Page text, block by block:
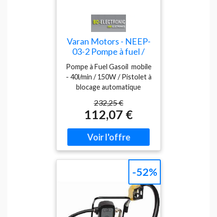
Varan Motors - NEEP-
03-2 Pompe à fuel /
gasoil avec clapet anti-
retour, crépine
d'aspiration, 12V
40l/min 150W, Pistolet
automatique
Pompe à Fuel Gasoil mobile
- 40l/min / 150W / Pistolet à
blocage automatique
(Acier) avec tuyau de 3.5m
Pompe à fuel Compteur (2
indications: sur l'utilisation
et total) Clapet de pied
anti-retour avec crépine
d'aspiration . Tuyau
d'aspiration de 1.5m 2
colliers de serrage 1
connecteur pour tuyau
d'entrée Description
Pompe à gasoil 12V avec
232,25 €
112,07 €
-52%